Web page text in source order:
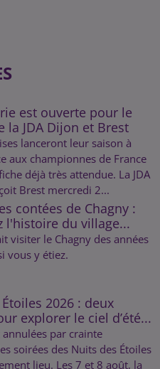
est ouverte pour le
la JDA Dijon et Brest
lanceront leur saison à
aux championnes de France
déjà très attendue. La JDA
Brest mercredi 2...
contées de Chagny :
l'histoire du village...
visiter le Chagny des années
vous y étiez.
2026 : deux
explorer le ciel d’été...
par crainte
soirées des Nuits des Étoiles
lieu. Les 7 et 8 août, la